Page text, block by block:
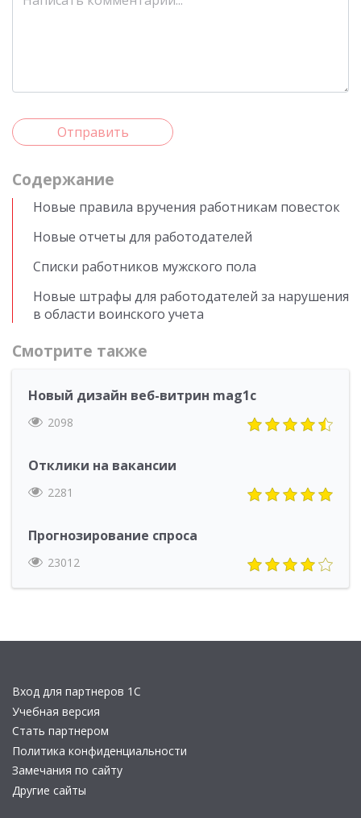
Отправить
Cодержание
Новые правила вручения работникам повесток
Новые отчеты для работодателей
Списки работников мужского пола
Новые штрафы для работодателей за нарушения
в области воинского учета
Смотрите также
Новый дизайн веб-витрин mag1c
2098
Отклики на вакансии
2281
Прогнозирование спроса
23012
Вход для партнеров 1С
Учебная версия
Стать партнером
Политика конфиденциальности
Замечания по сайту
Другие сайты